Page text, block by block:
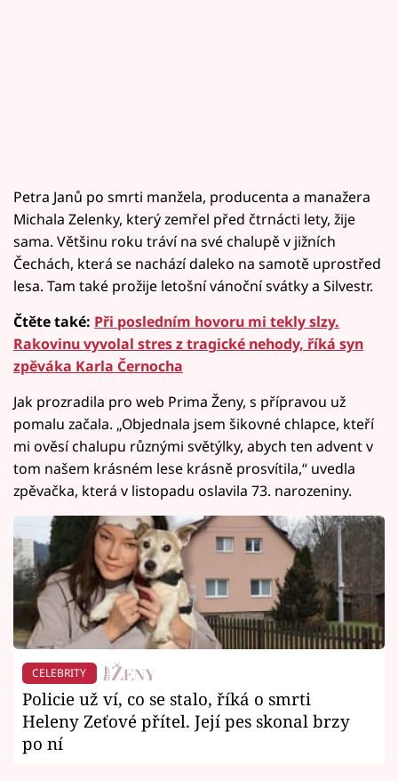
Petra Janů po smrti manžela, producenta a manažera
Michala Zelenky, který zemřel před čtrnácti lety, žije
sama. Většinu roku tráví na své chalupě v jižních
Čechách, která se nachází daleko na samotě uprostřed
lesa. Tam také prožije letošní vánoční svátky a Silvestr.
Čtěte také: Při posledním hovoru mi tekly slzy.
Rakovinu vyvolal stres z tragické nehody, říká syn
zpěváka Karla Černocha
Jak prozradila pro web Prima Ženy, s přípravou už
pomalu začala. „Objednala jsem šikovné chlapce, kteří
mi ověsí chalupu různými světýlky, abych ten advent v
tom našem krásném lese krásně prosvítila,“ uvedla
zpěvačka, která v listopadu oslavila 73. narozeniny.
CELEBRITY
Policie už ví, co se stalo, říká o smrti
Heleny Zeťové přítel. Její pes skonal brzy
po ní